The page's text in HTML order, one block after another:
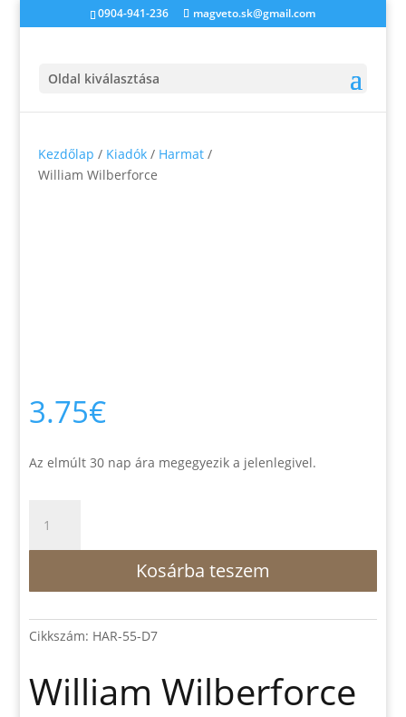
0904-941-236 magveto.sk@gmail.com
Oldal kiválasztása
Kezdőlap / Kiadók / Harmat /
William Wilberforce
3.75€
Az elmúlt 30 nap ára megegyezik a jelenlegivel.
Wilberforce
mennyiség
Kosárba teszem
Cikkszám: HAR-55-D7
William Wilberforce